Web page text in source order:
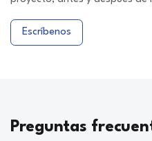
Escríbenos
Preguntas